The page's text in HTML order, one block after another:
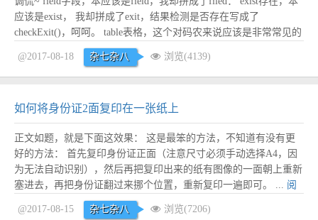
应该是exist， 我却拼成了exit，结果检测是否存在写成了
checkExit()，呵呵。 table表格，这个对码农来说应该是非常常见的
一个单词了，但是我却经常拼错，本应该是table，我拼成了tabel；
destroy销毁，本应该是...阅读全文
@2017-08-18 杂七杂八 浏览(4139)
如何将身份证2面复印在一张纸上
正文如题，就是下面这效果： 这是最笨的方法，不知道有没有更
好的方法： 首先复印身份证正面（注意尺寸必须手动选择A4，因
为无法自动识别），然后再把复印出来的纸有图像的一面朝上重新
塞进去，再把身份证翻过来挪个位置，重新复印一遍即可。 ... 阅
@2017-08-15
杂七杂八 浏览(7206)